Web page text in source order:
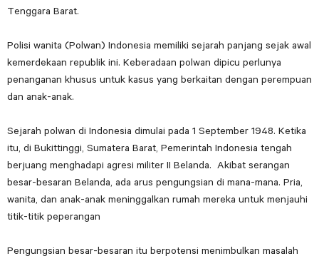
Tenggara Barat.
Polisi wanita (Polwan) Indonesia memiliki sejarah panjang sejak awal
kemerdekaan republik ini. Keberadaan polwan dipicu perlunya
penanganan khusus untuk kasus yang berkaitan dengan perempuan
dan anak-anak.
Sejarah polwan di Indonesia dimulai pada 1 September 1948. Ketika
itu, di Bukittinggi, Sumatera Barat, Pemerintah Indonesia tengah
berjuang menghadapi agresi militer II Belanda. Akibat serangan
besar-besaran Belanda, ada arus pengungsian di mana-mana. Pria,
wanita, dan anak-anak meninggalkan rumah mereka untuk menjauhi
titik-titik peperangan
Pengungsian besar-besaran itu berpotensi menimbulkan masalah